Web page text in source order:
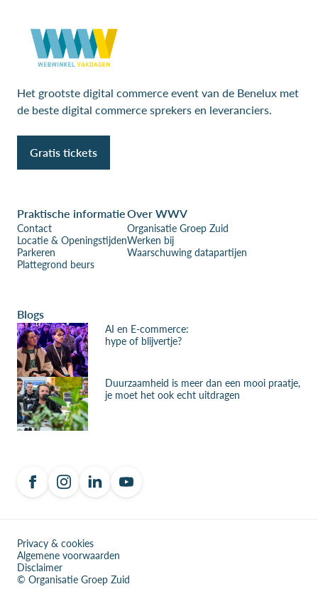
Het grootste digital commerce event van de Benelux met
de beste digital commerce sprekers en leveranciers.
Gratis tickets
Praktische informatie
Contact
Locatie & Openingstijden
Parkeren
Plattegrond beurs
Over WWV
Organisatie Groep Zuid
Werken bij
Waarschuwing datapartijen
Blogs
AI en E-commerce:
hype of blijvertje?
Duurzaamheid is meer dan een mooi praatje,
je moet het ook echt uitdragen
Privacy & cookies
Algemene voorwaarden
Disclaimer
© Organisatie Groep Zuid